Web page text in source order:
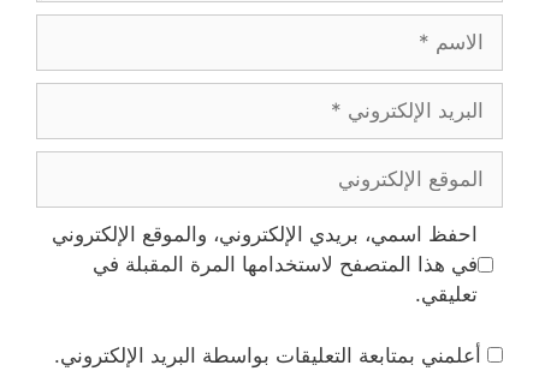
الاسم
البريد
الإلكتروني
الموقع
الإلكتروني
احفظ اسمي، بريدي الإلكتروني، والموقع الإلكتروني
في هذا المتصفح لاستخدامها المرة المقبلة في
تعليقي.
أعلمني بمتابعة التعليقات بواسطة البريد الإلكتروني.